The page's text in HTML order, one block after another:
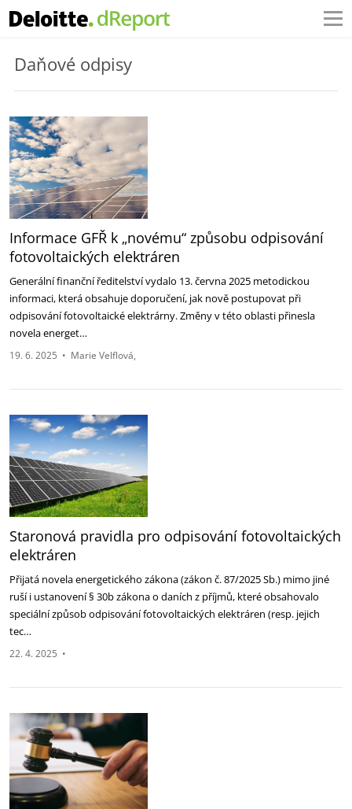
Daňové odpisy
Informace GFŘ k „novému“ způsobu odpisování
fotovoltaických elektráren
Generální finanční ředitelství vydalo 13. června 2025 metodickou
informaci, která obsahuje ‎doporučení, jak nově postupovat při
odpisování fotovoltaické elektrárny. Změny v této oblasti ‎přinesla
novela energet…
19. 6. 2025 • Marie Velflová
Staronová pravidla pro odpisování fotovoltaických
elektráren
Přijatá novela energetického zákona (zákon č. 87/2025 Sb.) mimo jiné
ruší i ustanovení § 30b zákona o ‎daních z příjmů, které obsahovalo
speciální způsob odpisování fotovoltaických elektráren (resp. jejich
‎tec…
22. 4. 2025 •